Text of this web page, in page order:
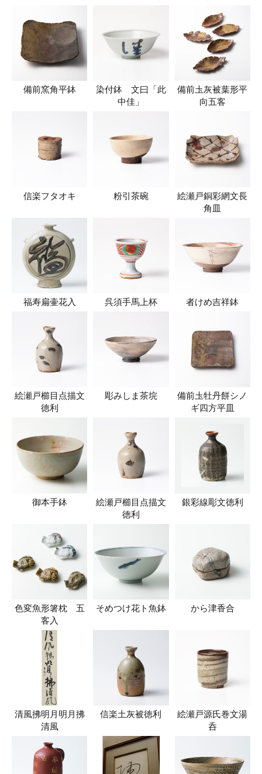
備前窯角平鉢
染付鉢 文曰「此
中佳」
備前圡灰被葉形平
向五客
信楽フタオキ 粉引茶碗
絵瀬戸銅彩網文長
角皿
福寿扁壷花入 呉須手馬上杯 者けめ吉祥鉢
絵瀬戸櫛目点描文
徳利
彫みしま茶垸
備前圡牡丹餅シノ
ギ四方平皿
御本手鉢
絵瀬戸櫛目点描文
徳利
銀彩線彫文徳利
色変魚形箸枕 五
客入
そめつけ花ト魚鉢 から津香合
清風拂明月明月拂
清風
信楽土灰被徳利
絵瀬戸源氏巻文湯
呑